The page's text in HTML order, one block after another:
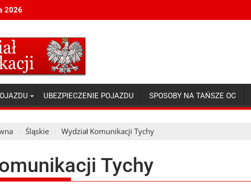
2026
UBEZPIECZENIE POJAZDU SPOSOBY NA TAŃSZE OC
Śląskie Wydział Komunikacji Tychy
Tychy